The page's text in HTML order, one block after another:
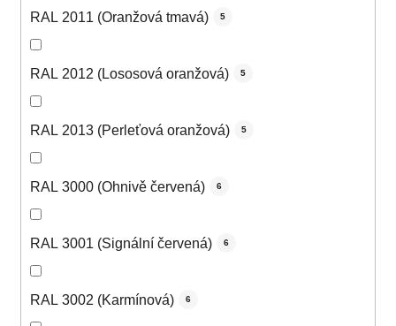
RAL 2011 (Oranžová tmavá) 5
RAL 2012 (Lososová oranžová) 5
RAL 2013 (Perleťová oranžová) 5
RAL 3000 (Ohnivě červená) 6
RAL 3001 (Signální červená) 6
RAL 3002 (Karmínová) 6